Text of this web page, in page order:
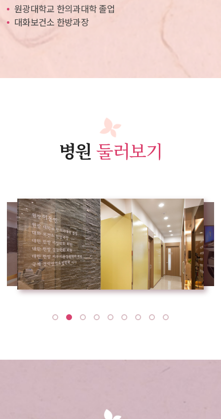
원광대학교 한의과대학 졸업
대화보건소 한방과장
병원 둘러보기